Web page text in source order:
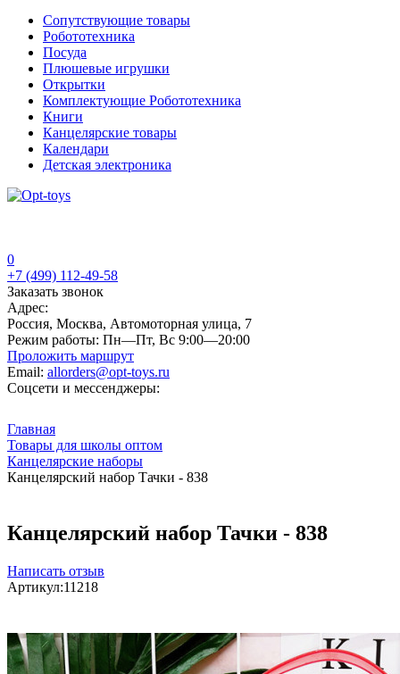
Сопутствующие товары
Робототехника
Посуда
Плюшевые игрушки
Открытки
Комплектующие Робототехника
Книги
Канцелярские товары
Календари
Детская электроника
0
+7 (499) 112-49-58
Заказать звонок
Адрес:
Россия, Москва, Автомоторная улица, 7
Режим работы: Пн—Пт, Вс 9:00—20:00
Проложить маршрут
Email: allorders@opt-toys.ru
Соцсети и мессенджеры:
Главная
Товары для школы оптом
Канцелярские наборы
Канцелярский набор Тачки - 838
Канцелярский набор Тачки - 838
Написать отзыв
Артикул:11218